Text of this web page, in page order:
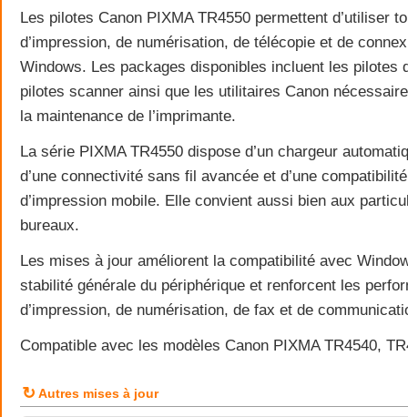
Les pilotes Canon PIXMA TR4550 permettent d’utiliser
d’impression, de numérisation, de télécopie et de
Windows. Les packages disponibles incluent les pilotes
pilotes scanner ainsi que les utilitaires Canon
la maintenance de l’imprimante.
La série PIXMA TR4550 dispose d’un chargeur
d’une connectivité sans fil avancée et d’une
d’impression mobile. Elle convient aussi bien aux
bureaux.
Les mises à jour améliorent la compatibilité avec
stabilité générale du périphérique et renforcent les
d’impression, de numérisation, de fax et de
Compatible avec les modèles Canon PIXMA TR4540,
↻ Autres mises à jour